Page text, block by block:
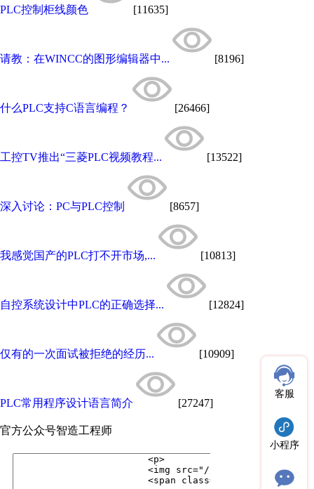
PLC控制柜线颜色 [11635]
请教：在WINCC的图形编辑器中... [8196]
什么PLC支持C语言编程？ [26466]
工控TV推出“三菱PLC视频教程... [13522]
深入讨论：PC与PLC控制 [8657]
我感觉国产的PLC打不开市场,... [10813]
自控系统设计中PLC的正确选择... [12824]
仅有的一次面试被拒绝的经历... [10909]
PLC常用程序设计语言简介 [27247]
官方公众号智造工程师
客服
小程序